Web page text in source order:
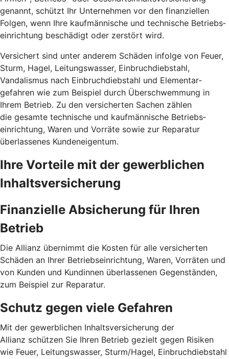
genannt, schützt Ihr Unternehmen vor den finanziellen
Folgen, wenn Ihre kauf­männische und technische Betriebs­
einrichtung beschädigt oder zerstört wird.
Versichert sind unter anderem Schäden infolge von Feuer,
Sturm, Hagel, Leitungswasser, Einbruch­diebstahl,
Vandalismus nach Einbruch­diebstahl und Elementar­
gefahren wie zum Beispiel durch Über­schwemmung in
Ihrem Betrieb. Zu den versicherten Sachen zählen
die gesamte technische und kauf­männische Betriebs­
einrichtung, Waren und Vorräte sowie zur Reparatur
überlassenes Kunden­eigentum.
Ihre Vorteile mit der gewerblichen
Inhalts­versicherung
Finanzielle Absicherung für Ihren
Betrieb
Die Allianz übernimmt die Kosten für alle versicherten
Schäden an Ihrer Betriebseinrichtung, Waren, Vorräten und
von Kunden und Kundinnen überlassenen Gegenständen,
zum Beispiel zur Reparatur.
Schutz gegen viele Gefahren
Mit der gewerblichen Inhalts­versicherung der
Allianz schützen Sie Ihren Betrieb gezielt gegen Risiken
wie Feuer, Leitungswasser, Sturm/Hagel, Einbruchdiebstahl